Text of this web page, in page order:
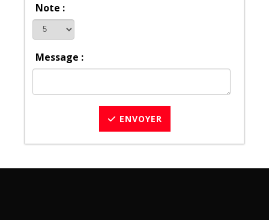
Note :
Message :
ENVOYER